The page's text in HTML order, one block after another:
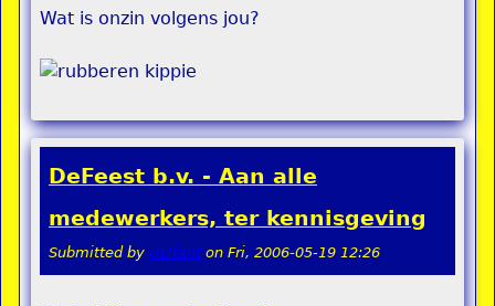
Wat is onzin volgens jou?
DeFeest b.v. - Aan alle
medewerkers, ter kennisgeving
Submitted by ULIfanton Fri, 2006-05-19 12:26